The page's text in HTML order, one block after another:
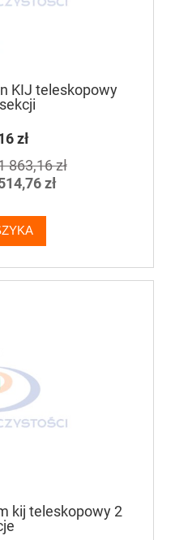
KIJ teleskopowy
zł
863,16 zł
zł
kij teleskopowy 2